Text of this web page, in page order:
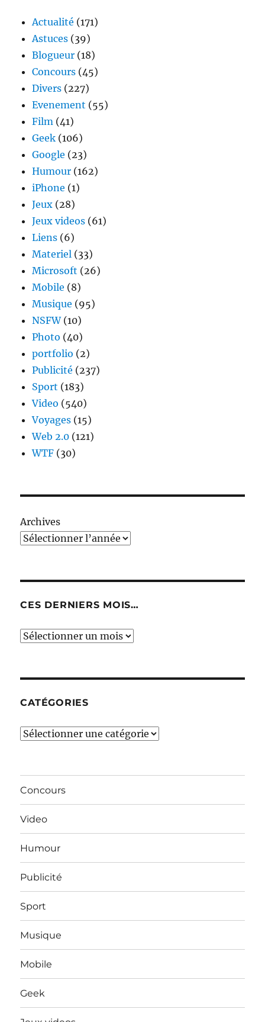
Actualité (171)
Astuces (39)
Blogueur (18)
Concours (45)
Divers (227)
Evenement (55)
Film (41)
Geek (106)
Google (23)
Humour (162)
iPhone (1)
Jeux (28)
Jeux videos (61)
Liens (6)
Materiel (33)
Microsoft (26)
Mobile (8)
Musique (95)
NSFW(10)
Photo (40)
portfolio (2)
Publicité (237)
Sport (183)
Video (540)
Voyages (15)
Web 2.0 (121)
WTF (30)
Archives
CES DERNIERS MOIS…
Ces
CATÉGORIES
Catégories
Concours
Video
Humour
Publicité
Sport
Musique
Mobile
Geek